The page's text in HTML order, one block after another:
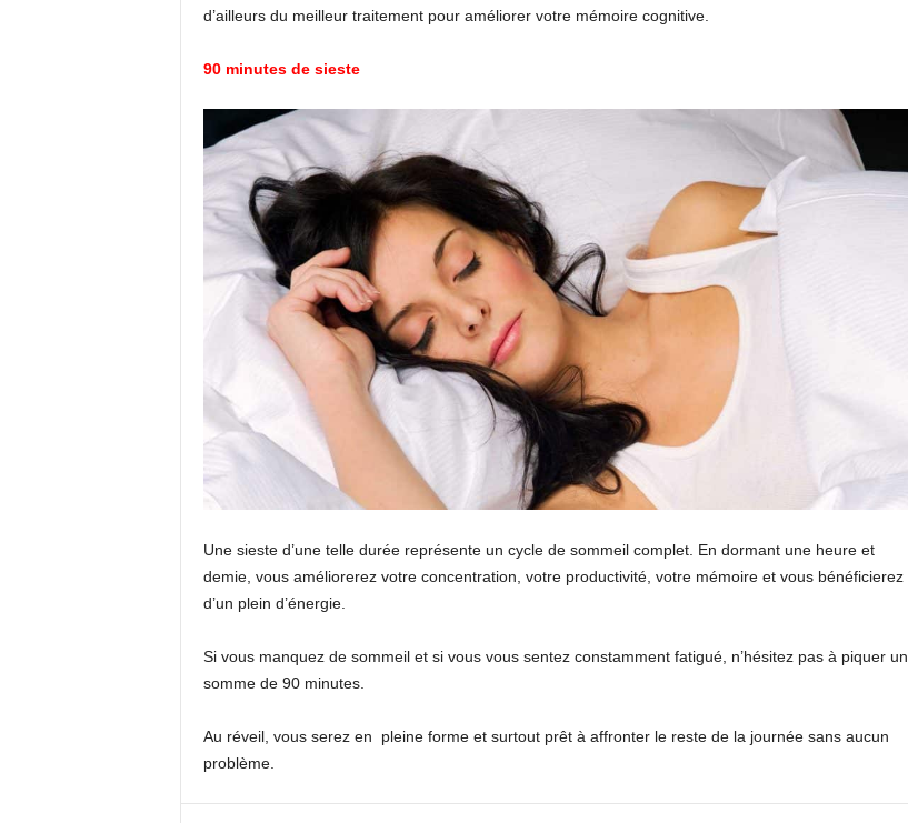
d’ailleurs du meilleur traitement pour améliorer votre mémoire cognitive.
90 minutes de sieste
Une sieste d’une telle durée représente un cycle de sommeil complet. En dormant une heure et
demie, vous améliorerez votre concentration, votre productivité, votre mémoire et vous bénéficierez
d’un plein d’énergie.
Si vous manquez de sommeil et si vous vous sentez constamment fatigué, n’hésitez pas à piquer un
somme de 90 minutes.
Au réveil, vous serez en pleine forme et surtout prêt à affronter le reste de la journée sans aucun
problème.